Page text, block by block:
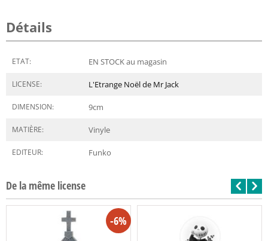
Détails
ETAT: EN STOCK au magasin
LICENSE: L'Etrange Noël de Mr Jack
DIMENSION: 9cm
MATIÈRE: Vinyle
EDITEUR: Funko
De la même license
-6%